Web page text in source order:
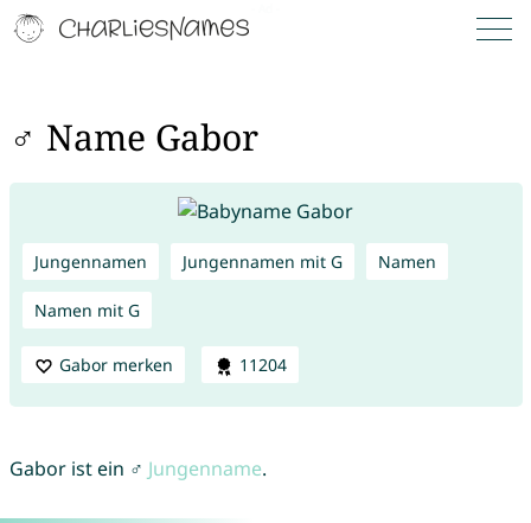
♂ Name Gabor
Jungennamen Jungennamen mit G Namen
Namen mit G
Gabor merken 11204
Gabor ist ein ♂ Jungenname.